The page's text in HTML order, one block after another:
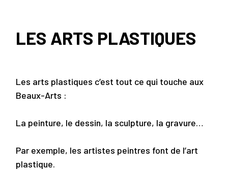
LES ARTS PLASTIQUES
Les arts plastiques c’est tout ce qui touche aux
Beaux-Arts :
La peinture, le dessin, la sculpture, la gravure…
Par exemple, les artistes peintres font de l’art
plastique.